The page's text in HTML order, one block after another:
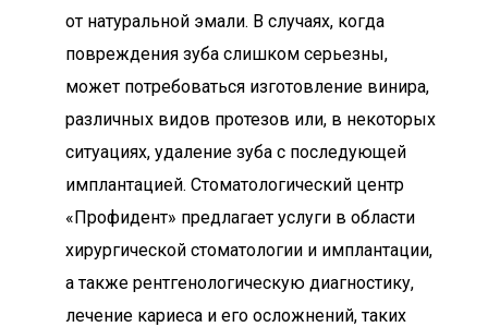
от натуральной эмали. В случаях, когда
повреждения зуба слишком серьезны,
может потребоваться изготовление винира,
различных видов протезов или, в некоторых
ситуациях, удаление зуба с последующей
имплантацией. Стоматологический центр
«Профидент» предлагает услуги в области
хирургической стоматологии и имплантации,
а также рентгенологическую диагностику,
лечение кариеса и его осложнений, таких